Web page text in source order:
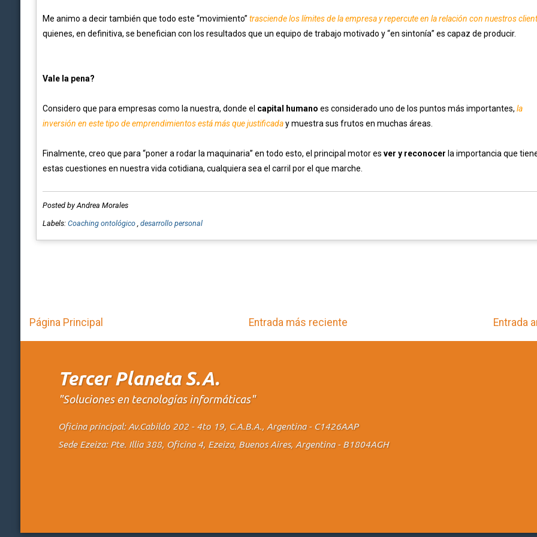
Me animo a decir también que todo este “movimiento” trasciende los límites de la empresa y repercute en la relación con nuestros
quienes, en definitiva, se benefician con los resultados que un equipo de trabajo motivado y “en sintonía” es capaz de producir.
Vale la pena?
Considero que para empresas como la nuestra, donde el capital humano es considerado uno de los puntos más importantes, la
inversión en este tipo de emprendimientos está más que justificaday muestra sus frutos en muchas áreas.
Finalmente, creo que para “poner a rodar la maquinaria” en todo esto, el principal motor es ver y reconocer la importancia que
estas cuestiones en nuestra vida cotidiana, cualquiera sea el carril por el que marche.
Posted by Andrea Morales
Labels: Coaching ontológico , desarrollo personal
Entrada más reciente Entrada
Página Principal
Tercer Planeta S.A.
"Soluciones en tecnologías informáticas"
Oficina principal: Av.Cabildo 202 - 4to 19, C.A.B.A., Argentina - C1426AAP
Sede Ezeiza: Pte. Illia 388, Oficina 4, Ezeiza, Buenos Aires, Argentina - B1804AGH